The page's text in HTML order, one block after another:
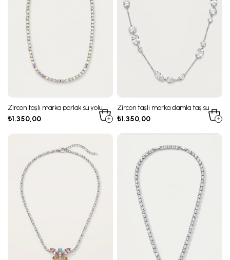
Zircon taşlı marka parlak su yolu
kolye
₺1.350,00
Zircon taşlı marka damla taş su
yolu kolye
₺1.350,00